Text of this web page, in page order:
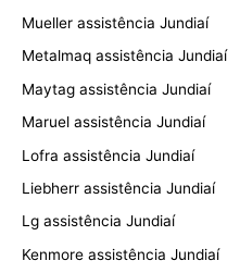
Mueller assistência Jundiaí
Metalmaq assistência Jundiaí
Maytag assistência Jundiaí
Maruel assistência Jundiaí
Lofra assistência Jundiaí
Liebherr assistência Jundiaí
Lg assistência Jundiaí
Kenmore assistência Jundiaí